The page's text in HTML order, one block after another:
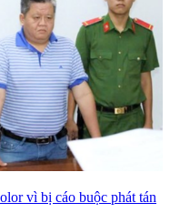
vì bị cáo buộc phát tán